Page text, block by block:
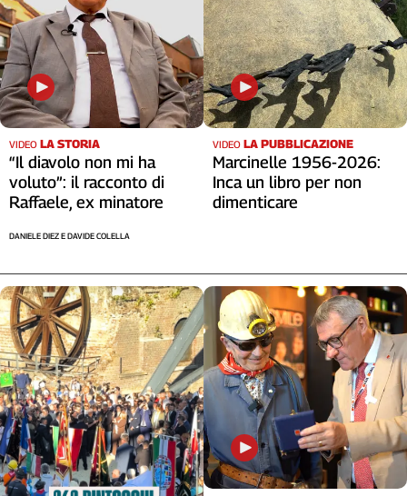
VIDEO LA STORIA
“Il diavolo non mi ha
voluto”: il racconto di
Raffaele, ex minatore
DANIELE DIEZ E DAVIDE COLELLA
VIDEO LA PUBBLICAZIONE
Marcinelle 1956-2026:
Inca un libro per non
dimenticare